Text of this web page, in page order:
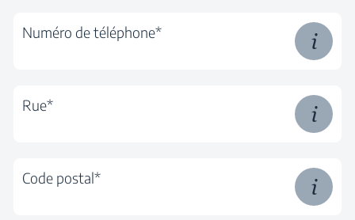
Numéro de téléphone*
Rue*
Code postal*